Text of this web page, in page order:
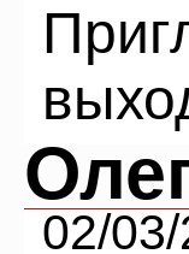
02/